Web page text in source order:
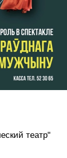
театр"